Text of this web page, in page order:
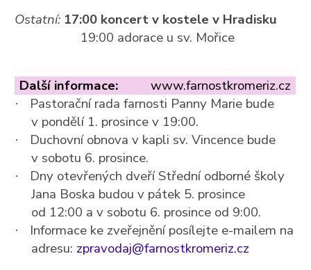
Ostatní: 17:00 koncert v kostele v Hradisku
19:00 adorace u sv. Mořice
Další informace: www.farnostkromeriz.cz
·
Pastorační rada farnosti Panny Marie bude
v pondělí 1. prosince v 19:00.
·
Duchovní obnova v kapli sv. Vincence bude
v sobotu 6. prosince.
·
Dny otevřených dveří Střední odborné školy
Jana Boska budou v pátek 5. prosince
od 12:00 a v sobotu 6. prosince od 9:00.
·
Informace ke zveřejnění posílejte e-mailem na
adresu: zpravodaj@farnostkromeriz.cz